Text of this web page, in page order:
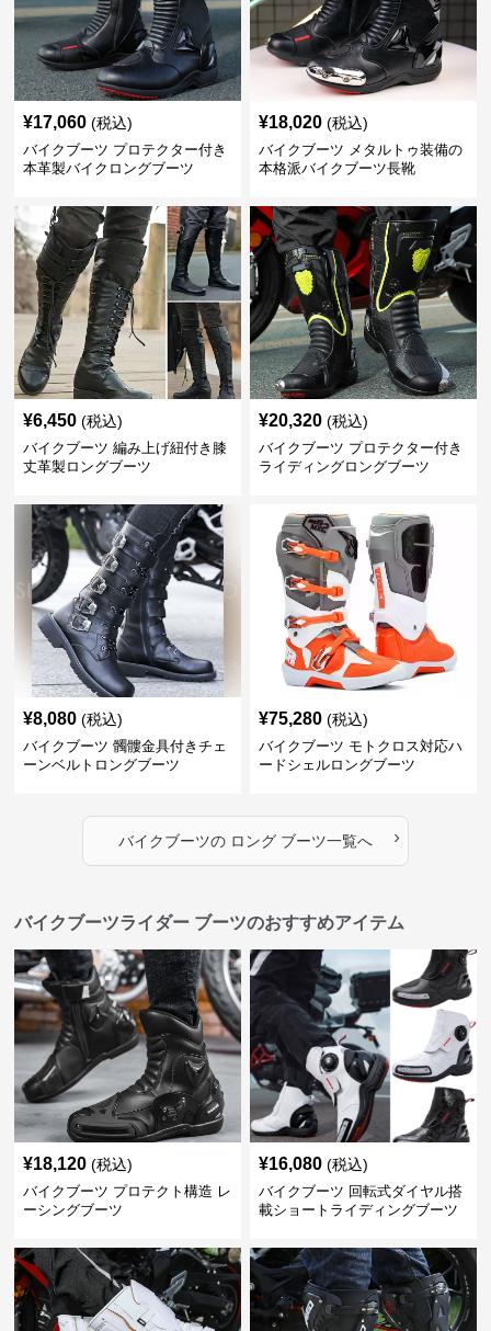
¥17,060 (税込)
バイクブーツ プロテクター付き
本革製バイクロングブーツ
¥18,020 (税込)
バイクブーツ メタルトゥ装備の
本格派バイクブーツ長靴
¥6,450 (税込)
バイクブーツ 編み上げ紐付き膝
丈革製ロングブーツ
¥20,320 (税込)
バイクブーツ プロテクター付き
ライディングロングブーツ
¥8,080 (税込)
バイクブーツ 髑髏金具付きチェ
ーンベルトロングブーツ
¥75,280 (税込)
バイクブーツ モトクロス対応ハ
ードシェルロングブーツ
バイクブーツのロング ブーツ一覧へ ›
バイクブーツライダー ブーツのおすすめアイテム
¥18,120 (税込)
バイクブーツ プロテクト構造 レ
ーシングブーツ
¥16,080 (税込)
バイクブーツ 回転式ダイヤル搭
載ショートライディングブーツ